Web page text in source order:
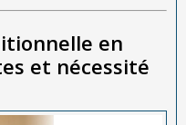
en
et nécessité